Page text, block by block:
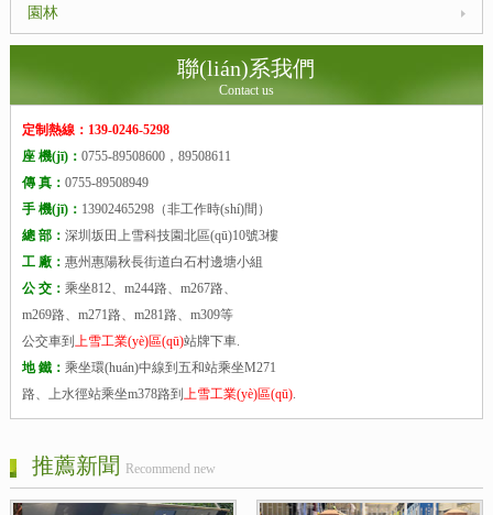
園林
聯(lián)系我們
Contact us
定制熱線：139-0246-5298
座 機(jī)： 0755-89508600，89508611
傳 真： 0755-89508949
手 機(jī)： 13902465298（非工作時(shí)間）
總 部： 深圳坂田上雪科技園北區(qū)10號3樓
工 廠： 惠州惠陽秋長街道白石村邊塘小組
公 交： 乘坐812、m244路、m267路、
m269路、m271路、m281路、m309等
公交車到 上雪工業(yè)區(qū)站牌下車.
地 鐵： 乘坐環(huán)中線到五和站乘坐M271
路、上水徑站乘坐m378路到 上雪工業(yè)區(qū).
推薦新聞 Recommend new